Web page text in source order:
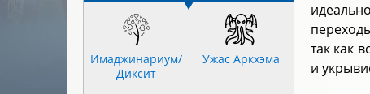
так как
и
Имаджинариум/
Диксит
Ужас Аркхэма